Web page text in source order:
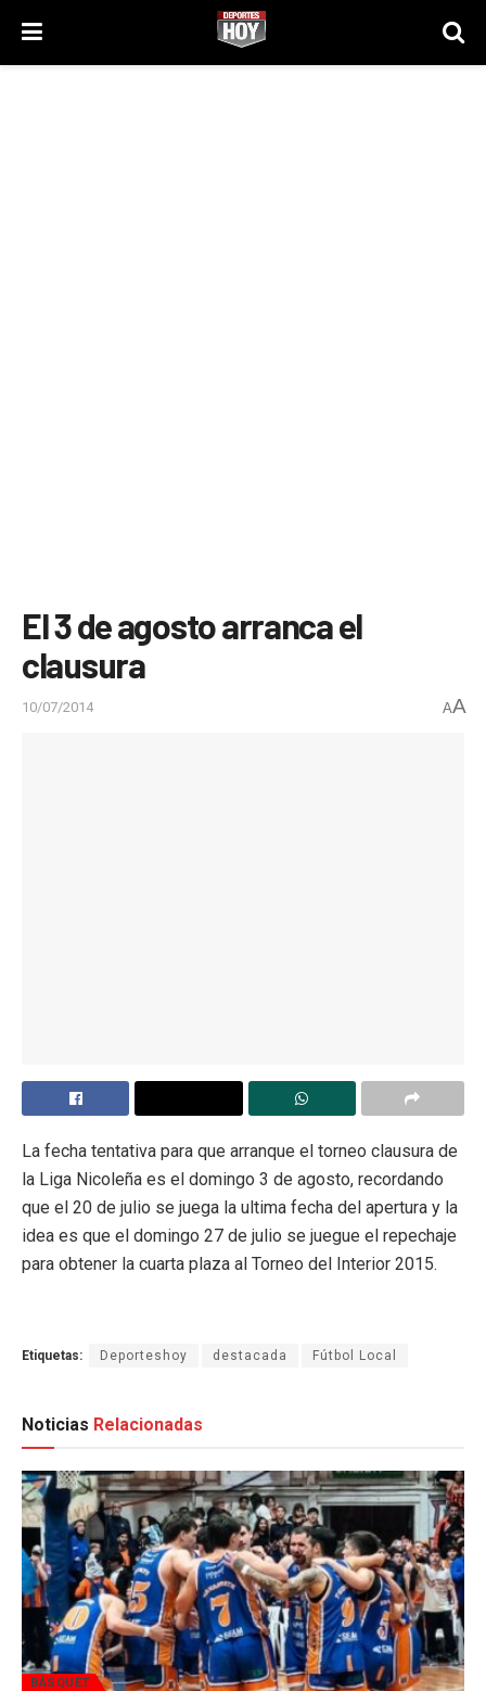
El 3 de agosto arranca el
clausura
10/07/2014 AA
La fecha tentativa para que arranque el torneo clausura de
la Liga Nicoleña es el domingo 3 de agosto, recordando
que el 20 de julio se juega la ultima fecha del apertura y la
idea es que el domingo 27 de julio se juegue el repechaje
para obtener la cuarta plaza al Torneo del Interior 2015.
Etiquetas: Deporteshoy destacada Fútbol Local
Noticias Relacionadas
BÁSQUET